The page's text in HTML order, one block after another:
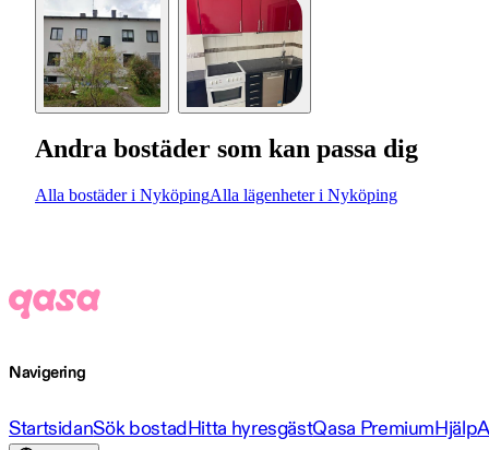
Andra bostäder som kan passa dig
Alla bostäder i NyköpingAlla lägenheter i Nyköping
Navigering
StartsidanSök bostadHitta hyresgästQasa PremiumHjälp